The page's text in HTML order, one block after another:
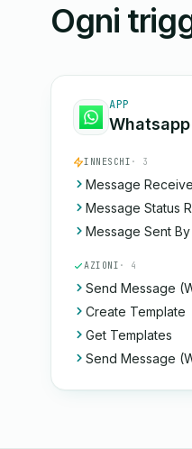
Ogni
APP
Whatsapp
INNESCHI · 3
Message
Message Status
Message Sent
AZIONI · 4
Send Message
Create Template
Get Templates
Send Message